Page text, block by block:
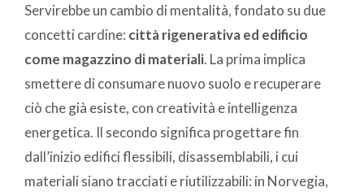
Servirebbe un cambio di mentalità, fondato su due
concetti cardine: città rigenerativa ed edificio
come magazzino di materiali. La prima implica
smettere di consumare nuovo suolo e recuperare
ciò che già esiste, con creatività e intelligenza
energetica. Il secondo significa progettare fin
dall’inizio edifici flessibili, disassemblabili, i cui
materiali siano tracciati e riutilizzabili: in Norvegia,